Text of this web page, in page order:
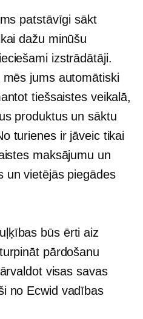
patstāvīgi sākt
dažu minūšu
izstrādātāji.
mēs jums automātiski
tiešsaistes veikalā,
produktus un sāktu
turienes ir jāveic tikai
maksājumu un
un vietējās piegādes
būs ērti aiz
pārdošanu
visas savas
no Ecwid vadības